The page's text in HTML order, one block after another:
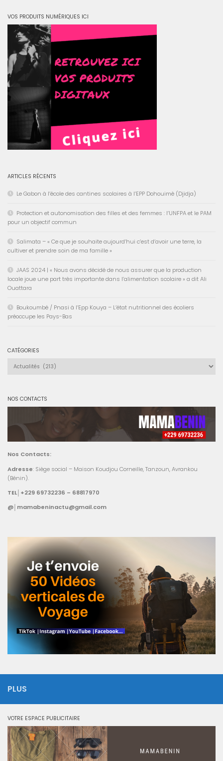
VOS PRODUITS NUMÉRIQUES ICI
ARTICLES RÉCENTS
Le Gabon à l’école des cantines scolaires à l’EPP Dohouimè (Djidja)
Protection et autonomisation des filles et des femmes : l’UNFPA et le PAM
pour un objectif commun
Salimata – « Ce que je souhaite aujourd’hui c’est d’avoir une terre, la
cultiver et prendre soin de ma famille »
JAAS 2024 | « Nous avons décidé de nous assurer que la production
locale joue une part très importante dans l’alimentation scolaire » a dit Ali
Ouattara
Boukoumbé / Pnasi à l’Epp Kouya – L’état nutritionnel des écoliers
préoccupe les Pays-Bas
CATÉGORIES
Catégories
NOS CONTACTS
Nos Contacts:
Adresse: Siège social – Maison Koudjou Corneille, Tanzoun, Avrankou
(Bénin).
TEL│+229 69732236 – 68817970
@│mamabeninactu@gmail.com
PLUS
VOTRE ESPACE PUBLICITAIRE